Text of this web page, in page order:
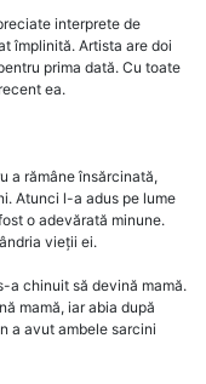
interprete de
împlinită. Artista are doi
prima dată. Cu toate
ea.
a rămâne însărcinată,
Atunci l-a adus pe lume
o adevărată minune.
vieții ei.
a chinuit să devină mamă.
mamă, iar abia după
a avut ambele sarcini